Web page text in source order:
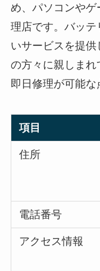
め、パソコンや
理店です。バッ
いサービスを提
の方々に親しまれ
即日修理が可能な
項目
住所
電話番号
アクセス情報